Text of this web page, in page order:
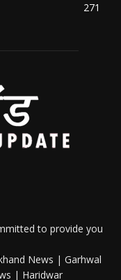
271
to provide you
News | Garhwal
| Haridwar